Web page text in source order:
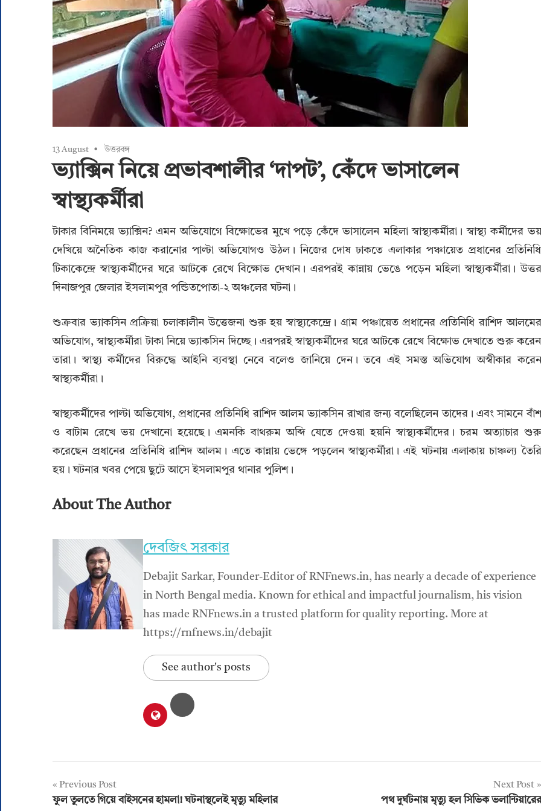
13 August উত্তরবঙ্গ
ভ্যাক্সিন নিয়ে প্রভাবশালীর ‘দাপট’, কেঁদে ভাসালেন
স্বাস্থ্যকর্মীরা
টাকার বিনিময়ে ভ্যাক্সিন? এমন অভিযোগে বিক্ষোভের মুখে পড়ে কেঁদে ভাসালেন মহিলা স্বাস্থ্যকর্মীরা। স্বাস্থ্য কর্মীদের ভয়
দেখিয়ে অনৈতিক কাজ করানোর পাল্টা অভিযোগও উঠল। নিজের দোষ ঢাকতে এলাকার পঞ্চায়েত প্রধানের প্রতিনিধি
টিকাকেন্দ্রে স্বাস্থ্যকর্মীদের ঘরে আটকে রেখে বিক্ষোভ দেখান। এরপরই কান্নায় ভেঙে পড়েন মহিলা স্বাস্থ্যকর্মীরা। উত্তর
দিনাজপুর জেলার ইসলামপুর পন্ডিতপোতা-২ অঞ্চলের ঘটনা।
শুক্রবার ভ্যাকসিন প্রক্রিয়া চলাকালীন উত্তেজনা শুরু হয় স্বাস্থ্যকেন্দ্রে। গ্রাম পঞ্চায়েত প্রধানের প্রতিনিধি রাশিদ আলমের
অভিযোগ, স্বাস্থ্যকর্মীরা টাকা নিয়ে ভ্যাকসিন দিচ্ছে। এরপরই স্বাস্থ্যকর্মীদের ঘরে আটকে রেখে বিক্ষোভ দেখাতে শুরু করেন
তারা। স্বাস্থ্য কর্মীদের বিরুদ্ধে আইনি ব্যবস্থা নেবে বলেও জানিয়ে দেন। তবে এই সমস্ত অভিযোগ অস্বীকার করেন
স্বাস্থ্যকর্মীরা।
স্বাস্থ্যকর্মীদের পাল্টা অভিযোগ, প্রধানের প্রতিনিধি রাশিদ আলম ভ্যাকসিন রাখার জন্য বলেছিলেন তাদের। এবং সামনে বাঁশ
ও বাটাম রেখে ভয় দেখানো হয়েছে। এমনকি বাথরুম অব্দি যেতে দেওয়া হয়নি স্বাস্থ্যকর্মীদের। চরম অত্যাচার শুরু
করেছেন প্রধানের প্রতিনিধি রাশিদ আলম। এতে কান্নায় ভেঙ্গে পড়লেন স্বাস্থ্যকর্মীরা। এই ঘটনায় এলাকায় চাঞ্চল্য তৈরি
হয়। ঘটনার খবর পেয়ে ছুটে আসে ইসলামপুর থানার পুলিশ।
About The Author
দেবজিৎ সরকার
Debajit Sarkar, Founder-Editor of RNFnews.in, has nearly a decade of experience
in North Bengal media. Known for ethical and impactful journalism, his vision
has made RNFnews.in a trusted platform for quality reporting. More at
https://rnfnews.in/debajit
See author's posts
Post
Previous Post
ফুল তুলতে গিয়ে বাইসনের হামলা! ঘটনাস্থলেই মৃত্যু মহিলার
Next Post
পথ দুর্ঘটনায় মৃত্যু হল সিভিক ভলান্টিয়ারের